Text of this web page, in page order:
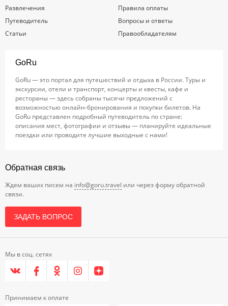
Развлечения
Путеводитель
Статьи
Правила оплаты
Вопросы и ответы
Правообладателям
GoRu
GoRu — это портал для путешествий и отдыха в России. Туры и
экскурсии, отели и транспорт, концерты и квесты, кафе и
рестораны — здесь собраны тысячи предложений с
возможностью онлайн-бронирования и покупки билетов. На
GoRu представлен подробный путеводитель по стране:
описания мест, фотографии и отзывы — планируйте идеальные
поездки или проводите лучшие выходные с нами!
Обратная связь
Ждем ваших писем на info@goru.travel или через форму обратной
связи.
ЗАДАТЬ ВОПРОС
Мы в соц. сетях
Принимаем к оплате